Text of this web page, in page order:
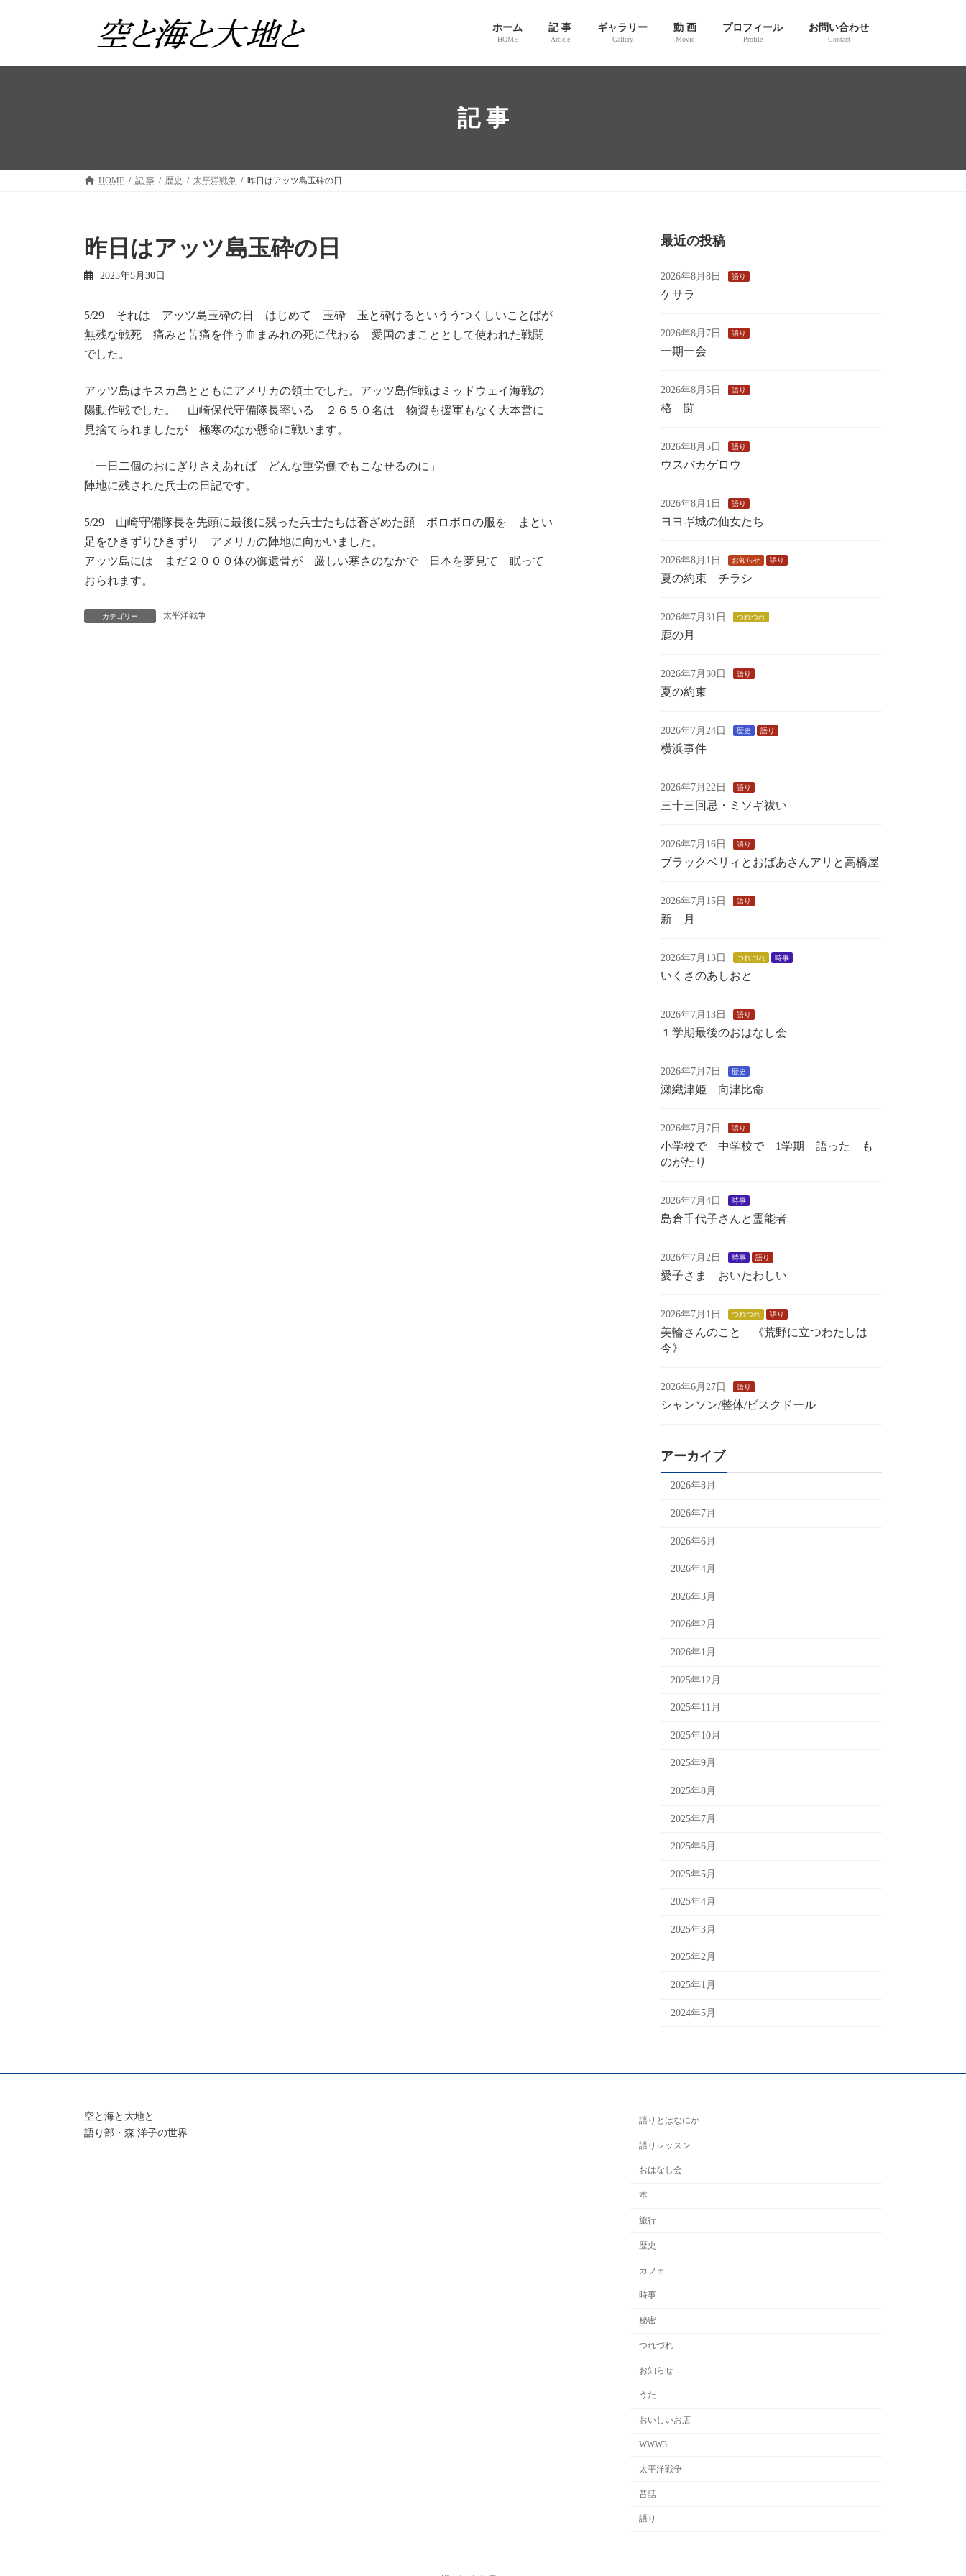
ツ
シ
ホーム
HOME
記 事
Article
ギャラリー
Gallery
動 画
Movie
プロフィール
Profile
お問い合わせ
Contact
記 事
HOME 記 事 歴史 太平洋戦争 昨日はアッツ島玉砕の日
昨日はアッツ島玉砕の日
2025年5月30日
5/29 それは アッツ島玉砕の日 はじめて 玉砕 玉と砕けるといううつくしいことばが
無残な戦死 痛みと苦痛を伴う血まみれの死に代わる 愛国のまこととして使われた戦闘
でした。
アッツ島はキスカ島とともにアメリカの領土でした。アッツ島作戦はミッドウェイ海戦の
陽動作戦でした。 山崎保代守備隊長率いる ２６５０名は 物資も援軍もなく大本営に
見捨てられましたが 極寒のなか懸命に戦います。
「一日二個のおにぎりさえあれば どんな重労働でもこなせるのに」
陣地に残された兵士の日記です。
5/29 山崎守備隊長を先頭に最後に残った兵士たちは蒼ざめた顔 ボロボロの服を まとい
足をひきずりひきずり アメリカの陣地に向かいました。
アッツ島には まだ２０００体の御遺骨が 厳しい寒さのなかで 日本を夢見て 眠って
おられます。
カテゴリー 太平洋戦争
最近の投稿
2026年8月8日 語り
ケサラ
2026年8月7日 語り
一期一会
2026年8月5日 語り
格 闘
2026年8月5日 語り
ウスバカゲロウ
2026年8月1日 語り
ヨヨギ城の仙女たち
2026年8月1日 お知らせ 語り
夏の約束 チラシ
2026年7月31日 つれづれ
鹿の月
2026年7月30日 語り
夏の約束
2026年7月24日 歴史 語り
横浜事件
2026年7月22日 語り
三十三回忌・ミソギ祓い
2026年7月16日 語り
ブラックベリィとおばあさんアリと高橋屋
2026年7月15日 語り
新 月
2026年7月13日 つれづれ 時事
いくさのあしおと
2026年7月13日 語り
１学期最後のおはなし会
2026年7月7日 歴史
瀬織津姫 向津比命
2026年7月7日 語り
小学校で 中学校で 1学期 語った も
のがたり
2026年7月4日 時事
島倉千代子さんと霊能者
2026年7月2日 時事 語り
愛子さま おいたわしい
2026年7月1日 つれづれ 語り
美輪さんのこと 《荒野に立つわたしは
今》
2026年6月27日 語り
シャンソン/整体/ビスクドール
アーカイブ
2026年8月
2026年7月
2026年6月
2026年4月
2026年3月
2026年2月
2026年1月
2025年12月
2025年11月
2025年10月
2025年9月
2025年8月
2025年7月
2025年6月
2025年5月
2025年4月
2025年3月
2025年2月
2025年1月
2024年5月
空と海と大地と
語り部・森 洋子の世界
語りとはなにか
語りレッスン
おはなし会
本
旅行
歴史
カフェ
時事
秘密
つれづれ
お知らせ
うた
おいしいお店
WWW3
太平洋戦争
昔話
語り